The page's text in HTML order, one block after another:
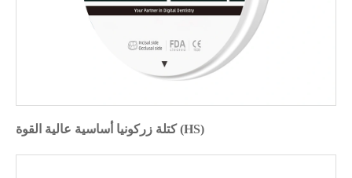
كتلة زركونيا أساسية عالية القوة (HS)